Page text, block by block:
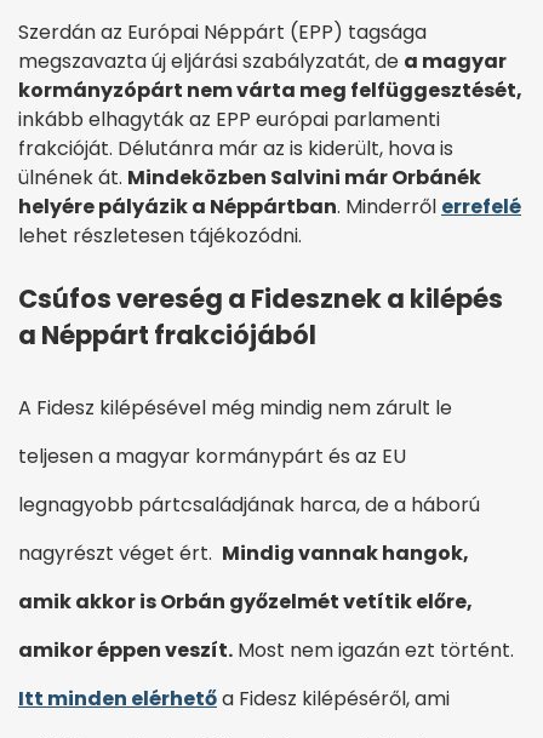
Szerdán az Európai Néppárt (EPP) tagsága
megszavazta új eljárási szabályzatát, de a magyar
kormányzópárt nem várta meg felfüggesztését,
inkább elhagyták az EPP európai parlamenti
frakcióját. Délutánra már az is kiderült, hova is
ülnének át. Mindeközben Salvini már Orbánék
helyére pályázik a Néppártban. Minderről errefelé
lehet részletesen tájékozódni.
Csúfos vereség a Fidesznek a kilépés
a Néppárt frakciójából
A Fidesz kilépésével még mindig nem zárult le
teljesen a magyar kormánypárt és az EU
legnagyobb pártcsaládjának harca, de a háború
nagyrészt véget ért. Mindig vannak hangok,
amik akkor is Orbán győzelmét vetítik előre,
amikor éppen veszít. Most nem igazán ezt történt.
Itt minden elérhetőa Fidesz kilépéséről, ami